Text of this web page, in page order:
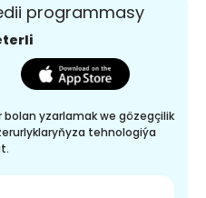
programmasy
yzarlamak we gözegçilik
tehnologiýa